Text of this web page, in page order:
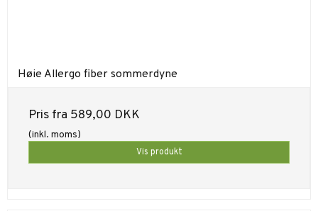
Høie Allergo fiber sommerdyne
Pris fra 589,00 DKK
(inkl. moms)
Vis produkt